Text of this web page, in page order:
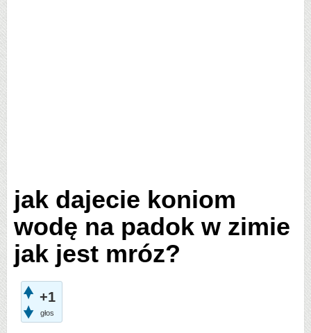
jak dajecie koniom
wodę na padok w zimie
jak jest mróz?
+1
głos